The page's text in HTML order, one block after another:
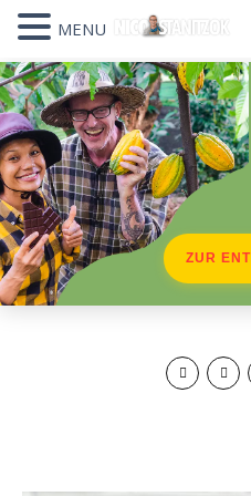
ZUR
MENU